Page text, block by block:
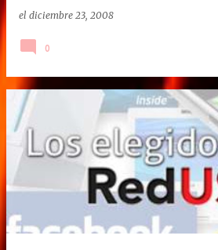
el diciembre 23, 2008
0